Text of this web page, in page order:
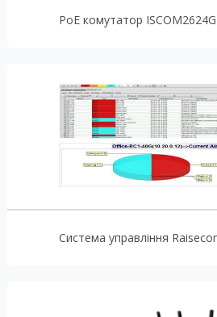
PoE комутатор
Система управління